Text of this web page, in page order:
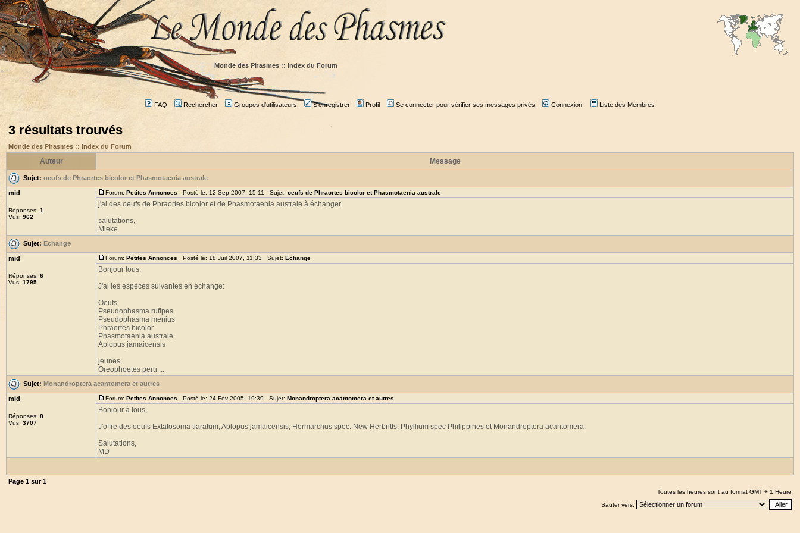
Monde des Phasmes :: Index du Forum
FAQ Rechercher Groupes d'utilisateurs S'enregistrer Profil Se connecter pour vérifier ses messages privés Connexion Liste des Membres
3 résultats trouvés
Monde des Phasmes :: Index du Forum
Auteur Message
Sujet: oeufs de Phraortes bicolor et Phasmotaenia australe
mid
Réponses: 1
Vus: 962
Forum: Petites Annonces Posté le: 12 Sep 2007, 15:11 Sujet: oeufs de Phraortes bicolor et Phasmotaenia australe
j'ai des oeufs de Phraortes bicolor et de Phasmotaenia australe à échanger.
salutations,
Mieke
Sujet: Echange
mid
Réponses: 6
Vus: 1795
Forum: Petites Annonces Posté le: 18 Juil 2007, 11:33 Sujet: Echange
Bonjour tous,
J'ai les espèces suivantes en échange:
Oeufs:
Pseudophasma rufipes
Pseudophasma menius
Phraortes bicolor
Phasmotaenia australe
Aplopus jamaicensis
jeunes:
Oreophoetes peru ...
Sujet: Monandroptera acantomera et autres
mid
Réponses: 8
Vus: 3707
Forum: Petites Annonces Posté le: 24 Fév 2005, 19:39 Sujet: Monandroptera acantomera et autres
Bonjour à tous,
J'offre des oeufs Extatosoma tiaratum, Aplopus jamaicensis, Hermarchus spec. New Herbritts, Phyllium spec Philippines et Monandroptera acantomera.
Salutations,
MD
Page 1 sur1
Toutes les heures sont au format GMT + 1 Heure
Sauter vers: